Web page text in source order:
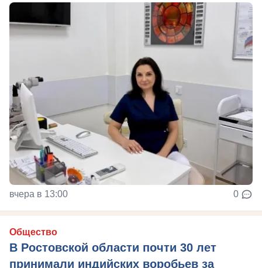
вчера в 13:00 0
Общество
В Ростовской области почти 30 лет
принимали индийских воробьев за